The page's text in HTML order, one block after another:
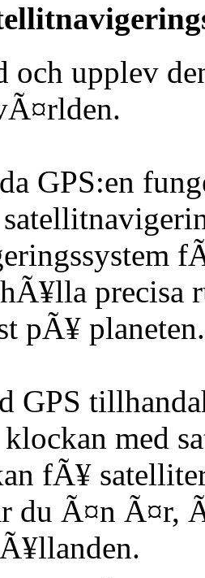
och upplev
GPS:en
precisa
pÃ¥ planeten.
GPS
med
fÃ¥
du Ã¤n Ã¤r,